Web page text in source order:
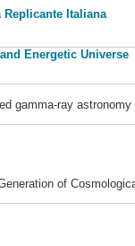
Italiana
Energetic Universe
gamma-ray astronomy
of